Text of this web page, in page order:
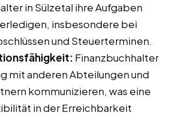
in Sülzetal ihre Aufgaben
insbesondere bei
und Steuerterminen.
Finanzbuchhalter
mit anderen Abteilungen und
kommunizieren, was eine
in der Erreichbarkeit